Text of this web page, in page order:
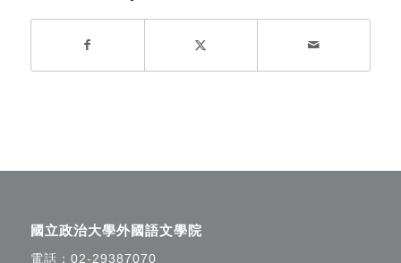
國立政治大學外國語文學院
電話： 02-29387070